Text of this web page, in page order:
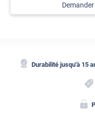
Durabilité jusqu'à 15